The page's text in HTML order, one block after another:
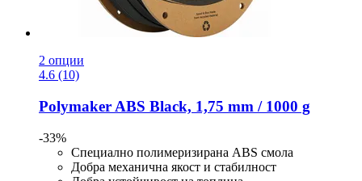
2 опции
4.6 (10)
Polymaker ABS Black, 1,75 mm / 1000 g
-33%
Специално полимеризирана ABS смола
Добра механична якост и стабилност